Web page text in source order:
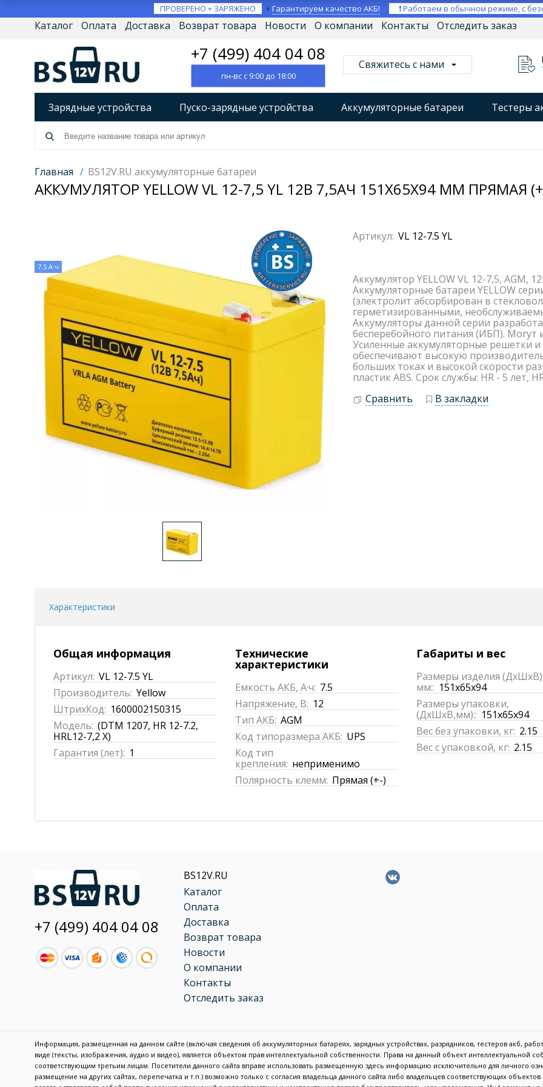
ПРОВЕРЕНО + ЗАРЯЖЕНО ⚡Гарантируем качество АКБ! ❗ Работаем в обычном режиме, с
Каталог Оплата Доставка Возврат товара Новости О компании Контакты Отследить заказ
+7 (499) 404 04 08
пн-вс с 9:00 до 18:00
Свяжитесь с нами
Зарядные устройства Пуско-зарядные устройства Аккумуляторные батареи Тестеры
Разрядно-диагностические устройства
Источники бесперебойного питания (ИБП)
Товары по брендам
Главная / BS12V.RU аккумуляторные батареи
АККУМУЛЯТОР YELLOW VL 12-7,5 YL 12В 7,5АЧ 151X65X94 ММ ПРЯМАЯ
7.5 А·ч
Артикул: VL 12-7.5 YL
Аккумулятор YELLOW VL 12-7,5, AGM,
Аккумуляторные батареи YELLOW
(электролит абсорбирован в
герметизированными,
Аккумуляторы данной серии
бесперебойного питания (ИБП). Могут
Усиленные аккумуляторные решетки
обеспечивают высокую
больших токах и высокой скорости
пластик ABS. Срок службы: HR - 5 лет,
Сравнить
В закладки
Характеристики
Общая информация
Артикул: VL 12-7.5 YL
Производитель: Yellow
ШтрихКод: 1600002150315
Модель: (DTM 1207, HR 12-7.2,
HRL12-7,2 X)
Гарантия (лет): 1
Технические
характеристики
Емкость АКБ, А·ч: 7.5
Напряжение, В: 12
Тип АКБ: AGM
Код типоразмера АКБ: UPS
Код тип
крепления: неприменимо
Полярность клемм: Прямая (+-)
Габариты и вес
Размеры изделия
мм:: 151x65x94
Размеры упаковки,
(ДхШхВ,мм):: 151x65x94
Вес без упаковки, кг: 2.15
Вес с упаковкой, кг: 2.15
+7 (499) 404 04 08
BS12V.RU
Каталог
Оплата
Доставка
Возврат товара
Новости
О компании
Контакты
Отследить заказ
Информация, размещенная на данном сайте (включая сведения об аккумуляторных батареях, зарядных устройствах, разрядников, тестеров акб,
виде (тексты, изображения, аудио и видео), является объектом прав интеллектуальной собственности. Права на данный объект интеллектуальной
соответствующим третьим лицам. Посетители данного сайта вправе использовать размещенную здесь информацию исключительно для личного
размещение на других сайтах, перепечатка и т.п.) возможно только с согласия владельца данного сайта либо владельцев соответствующих